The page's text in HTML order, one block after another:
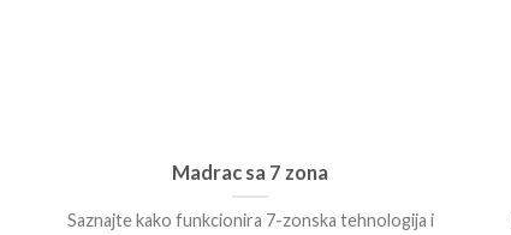
Madrac sa 7 zona
Saznajte kako funkcionira 7-zonska tehnologija i